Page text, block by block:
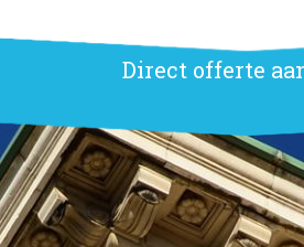
Direct offerte